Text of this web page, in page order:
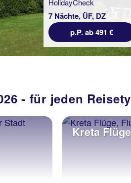
7 Nächte, ÜF, DZ
p.P. ab 491 €
- für jeden
Kreta Flüge